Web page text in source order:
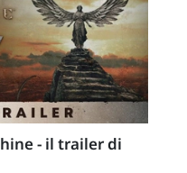
- il trailer di